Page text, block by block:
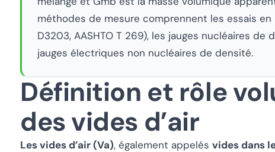
méthodes de mesure comprennent les essais
D3203, AASHTO T 269), les jauges nucléaires de
jauges électriques non nucléaires de densité.
Définition et rôle
des vides d’air
Les vides d’air (Va), également appelés vides dans